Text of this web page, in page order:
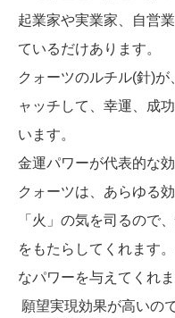
起業家や実業家、自営
ているだけあります。
クォーツのルチル(針)
ャッチして、幸運、成
います。
金運パワーが代表的な
クォーツは、あらゆる
「火」の気を司るので
をもたらしてくれます
なパワーを与えてくれま
願望実現効果が高いの